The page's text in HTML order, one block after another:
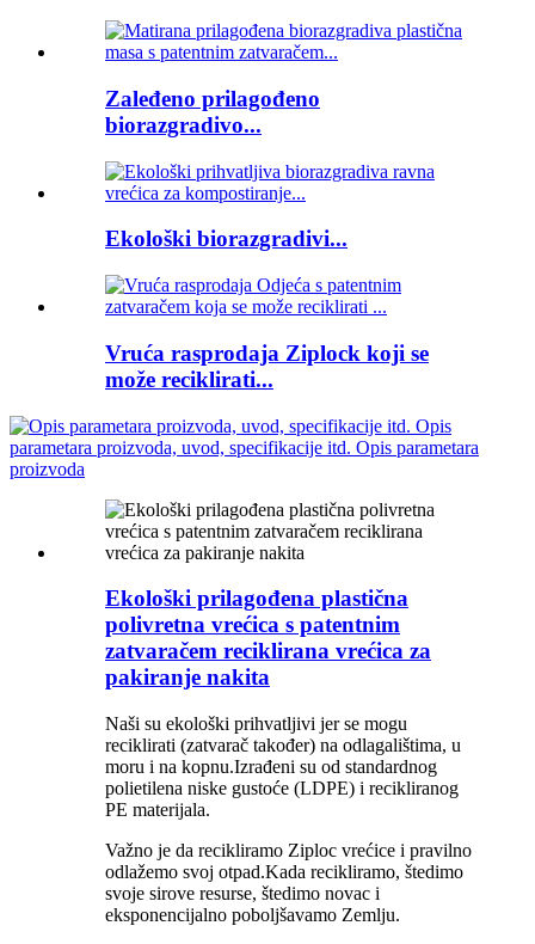
Zaleđeno prilagođeno
biorazgradivo...
Ekološki biorazgradivi...
Vruća rasprodaja Ziplock koji se
može reciklirati...
Ekološki prilagođena plastična
polivretna vrećica s patentnim
zatvaračem reciklirana vrećica za
pakiranje nakita
Naši su ekološki prihvatljivi jer se mogu
reciklirati (zatvarač također) na odlagalištima, u
moru i na kopnu.Izrađeni su od standardnog
polietilena niske gustoće (LDPE) i recikliranog
PE materijala.
Važno je da recikliramo Ziploc vrećice i pravilno
odlažemo svoj otpad.Kada recikliramo, štedimo
svoje sirove resurse, štedimo novac i
eksponencijalno poboljšavamo Zemlju.